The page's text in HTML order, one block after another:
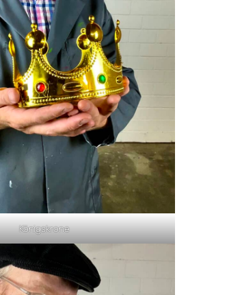
Königskrone